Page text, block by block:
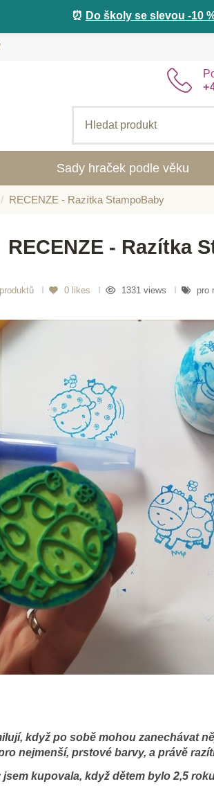
⏰ Do školy se slevou -10
Sady hraček podle věku
RECENZE - Razítka StampoBaby
RECENZE - Razítka
0 likes 1331 views pro
když po sobě mohou zanechávat
nejmenší, prstové barvy, a právě
kupovala, když dětem bylo 2,5